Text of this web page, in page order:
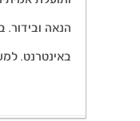
באינטרנט. למעלה מ